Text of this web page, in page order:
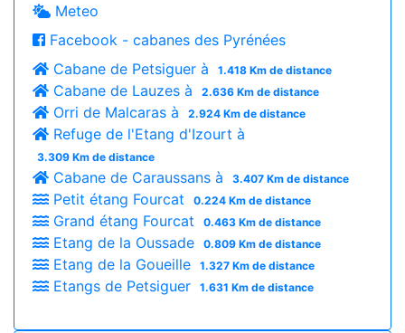
Meteo
Facebook - cabanes des Pyrénées
Cabane de Petsiguer à
1.418 Km de distance
Cabane de Lauzes à 2.636 Km de distance
Orri de Malcaras à 2.924 Km de distance
Refuge de l'Etang d'Izourt à
3.309 Km de distance
Cabane de Caraussans à 3.407 Km de distance
Petit étang Fourcat 0.224 Km de distance
Grand étang Fourcat 0.463 Km de distance
Etang de la Oussade 0.809 Km de distance
Etang de la Goueille 1.327 Km de distance
Etangs de Petsiguer 1.631 Km de distance